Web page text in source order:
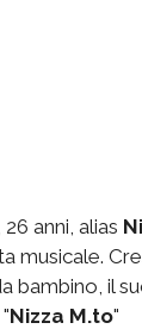
, 26 anni, alias
musicale.
bambino, il
Nizza M.to"